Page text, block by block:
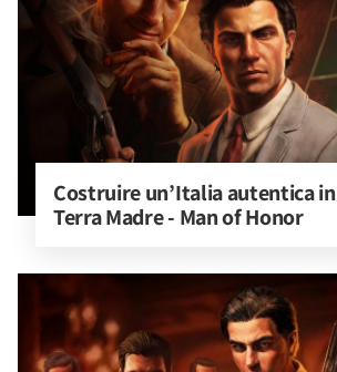
Costruire un’Italia autentica
Terra Madre - Man of Honor